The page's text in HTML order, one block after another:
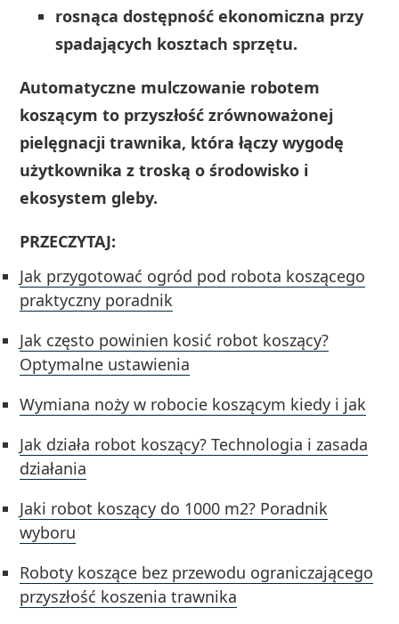
rosnąca dostępność ekonomiczna przy
spadających kosztach sprzętu.
Automatyczne mulczowanie robotem
koszącym to przyszłość zrównoważonej
pielęgnacji trawnika, która łączy wygodę
użytkownika z troską o środowisko i
ekosystem gleby.
PRZECZYTAJ:
Jak przygotować ogród pod robota koszącego
praktyczny poradnik
Jak często powinien kosić robot koszący?
Optymalne ustawienia
Wymiana noży w robocie koszącym kiedy i jak
Jak działa robot koszący? Technologia i zasada
działania
Jaki robot koszący do 1000 m2? Poradnik
wyboru
Roboty koszące bez przewodu ograniczającego
przyszłość koszenia trawnika